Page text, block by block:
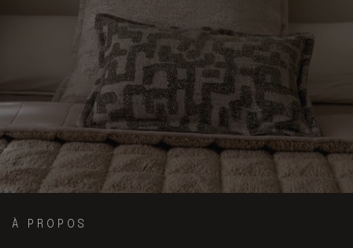
À PROPOS